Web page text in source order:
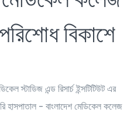
বিকাশে
স্টাডিজ এন্ড রিসার্চ ইন্সটিটিউট এর
হাসপাতাল - বাংলাদেশ মেডিকেল কলেজ